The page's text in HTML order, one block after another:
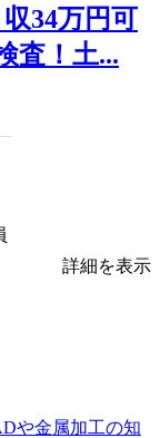
収34万円可
査！土...
詳細を表示